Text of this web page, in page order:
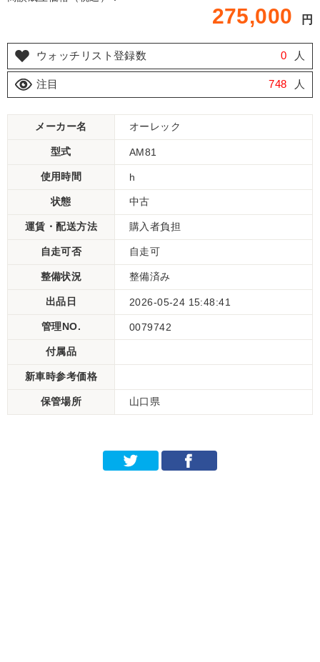
275,000 円
ウォッチリスト登録数 0 人
注目 748 人
メーカー名 オーレック
型式 AM81
使用時間 h
状態 中古
運賃・配送方法 購入者負担
自走可否 自走可
整備状況 整備済み
出品日 2026-05-24 15:48:41
管理NO. 0079742
付属品
新車時参考価格
保管場所 山口県